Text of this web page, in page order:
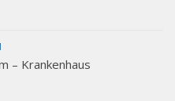
– Krankenhaus